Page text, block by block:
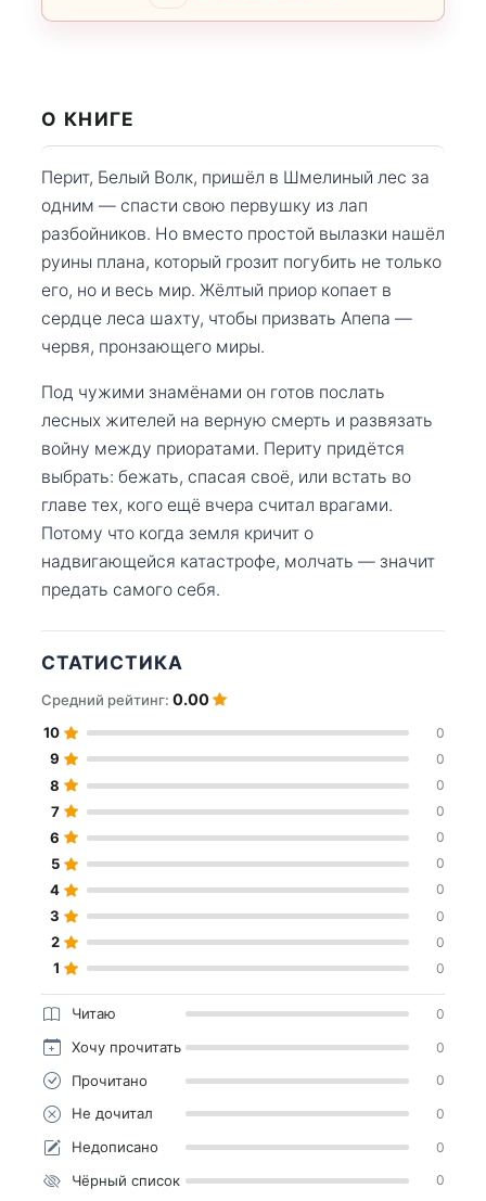
О КНИГЕ
Перит, Белый Волк, пришёл в Шмелиный лес за
одним — спасти свою первушку из лап
разбойников. Но вместо простой вылазки нашёл
руины плана, который грозит погубить не только
его, но и весь мир. Жёлтый приор копает в
сердце леса шахту, чтобы призвать Апепа —
червя, пронзающего миры.
Под чужими знамёнами он готов послать
лесных жителей на верную смерть и развязать
войну между приоратами. Периту придётся
выбрать: бежать, спасая своё, или встать во
главе тех, кого ещё вчера считал врагами.
Потому что когда земля кричит о
надвигающейся катастрофе, молчать — значит
предать самого себя.
СТАТИСТИКА
Средний рейтинг: 0.00
10 0
9 0
8 0
7 0
6 0
5 0
4 0
3 0
2 0
1 0
Читаю 0
Хочу прочитать 0
Прочитано 0
Не дочитал 0
Недописано 0
Чёрный список 0